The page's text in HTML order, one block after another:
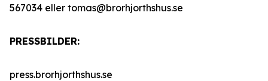
567034 eller tomas@brorhjorthshus.se
PRESSBILDER:
press.brorhjorthshus.se